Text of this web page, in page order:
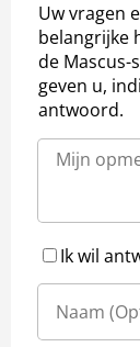
Uw vragen
belangrijke
de Mascus-
geven u,
antwoord.
Ik wil